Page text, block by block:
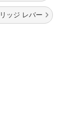
ッジ レバー